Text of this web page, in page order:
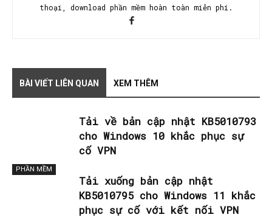
thoại, download phần mềm hoàn toàn miễn phí.
BÀI VIẾT LIÊN QUAN XEM THÊM
PHẦN MỀM
Tải về bản cập nhật KB5010793
cho Windows 10 khắc phục sự
cố VPN
Tải xuống bản cập nhật
KB5010795 cho Windows 11 khắc
phục sự cố với kết nối VPN